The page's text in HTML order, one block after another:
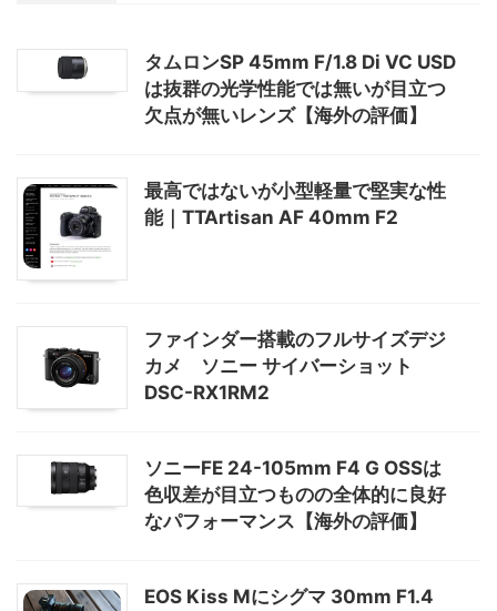
タムロンSP 45mm F/1.8 Di VC USD
は抜群の光学性能では無いが目立つ
欠点が無いレンズ【海外の評価】
最高ではないが小型軽量で堅実な性
能｜TTArtisan AF 40mm F2
ファインダー搭載のフルサイズデジ
カメ ソニー サイバーショット
DSC-RX1RM2
ソニーFE 24-105mm F4 G OSSは
色収差が目立つものの全体的に良好
なパフォーマンス【海外の評価】
EOS Kiss Mにシグマ 30mm F1.4